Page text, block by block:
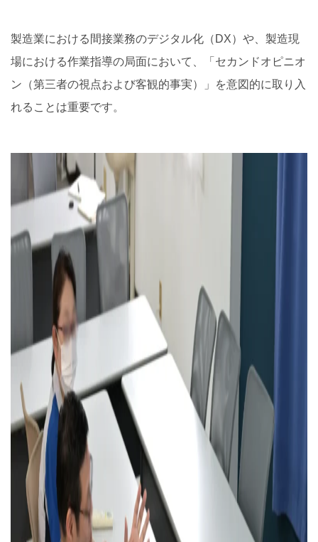
製造業における間接業務のデジタル化（DX）や、製造現
場における作業指導の局面において、「セカンドオピニオ
ン（第三者の視点および客観的事実）」を意図的に取り入
れることは重要です。